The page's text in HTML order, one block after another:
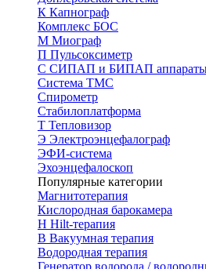
К Капнограф
Комплекс БОС
М Миограф
П Пульсоксиметр
С СИПАП и БИПАП
Система ТМС
Спирометр
Стабилоплатформа
Т Тепловизор
Э Электроэнцефалограф
ЭФИ-система
Эхоэнцефалоскоп
Популярные категории
Магнитотерапия
Кислородная барокамера
H Hilt-терапия
В Вакуумная терапия
Водородная терапия
Генератор водорода /